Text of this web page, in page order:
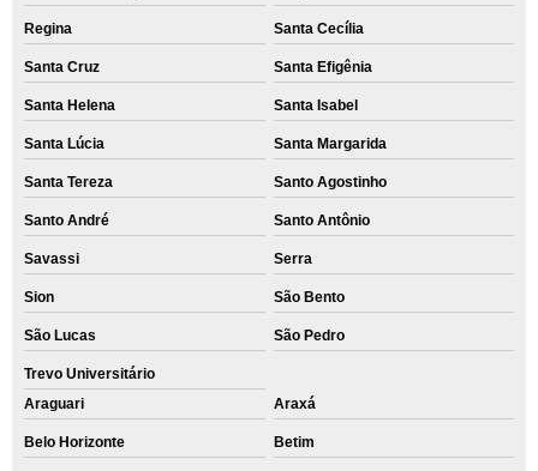
Regina Santa Cecília
Santa Cruz Santa Efigênia
Santa Helena Santa Isabel
Santa Lúcia Santa Margarida
Santa Tereza Santo Agostinho
Santo André Santo Antônio
Savassi Serra
Sion São Bento
São Lucas São Pedro
Trevo Universitário
Araguari
Araxá
Belo Horizonte Betim